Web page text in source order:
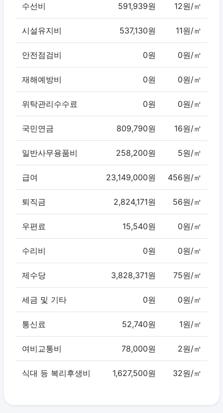
수선비 591,939원 12원/㎡
시설유지비 537,130원 11원/㎡
안전점검비 0원 0원/㎡
재해예방비 0원 0원/㎡
위탁관리수수료 0원 0원/㎡
국민연금 809,790원 16원/㎡
일반사무용품비 258,200원 5원/㎡
급여 23,149,000원 456원/㎡
퇴직금 2,824,171원 56원/㎡
우편료 15,540원 0원/㎡
수리비 0원 0원/㎡
제수당 3,828,371원 75원/㎡
세금 및 기타 0원 0원/㎡
통신료 52,740원 1원/㎡
여비교통비 78,000원 2원/㎡
식대 등 복리후생비 1,627,500원 32원/㎡